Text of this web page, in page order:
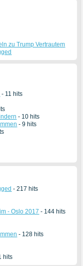
zu Trump Vertrautem
- 11 hits
- 10 hits
- 9 hits
- 217 hits
- Oslo 2017 - 144 hits
- 128 hits
hits